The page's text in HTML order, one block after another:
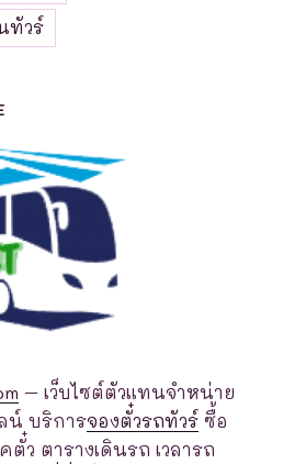
ทัวร์
– เว็บไซต์ตัวแทนจำหน่าย
น์ บริการจองตั๋วรถทัวร์ ซื้อ
ว ตารางเดินรถ เวลารถ